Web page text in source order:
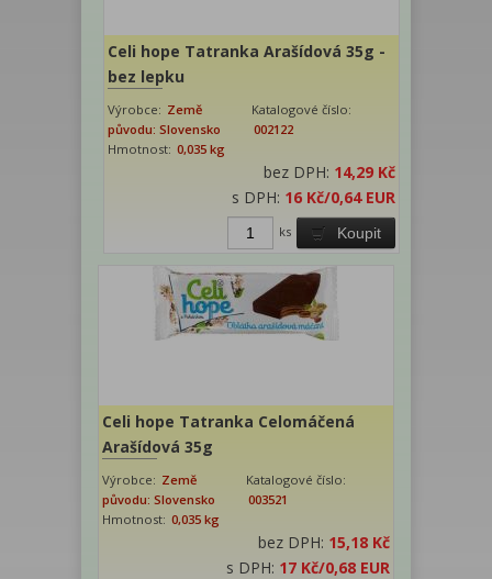
Celi hope Tatranka Arašídová 35g -
bez lepku
Výrobce: Země
původu: Slovensko
Katalogové číslo:
002122
Hmotnost: 0,035 kg
bez DPH: 14,29 Kč
s DPH: 16 Kč/0,64 EUR
Koupit
ks
Celi hope Tatranka Celomáčená
Arašídová 35g
Výrobce: Země
původu: Slovensko
Katalogové číslo:
003521
Hmotnost: 0,035 kg
bez DPH: 15,18 Kč
s DPH: 17 Kč/0,68 EUR